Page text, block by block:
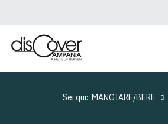
Sei qui: MANGIARE/BERE